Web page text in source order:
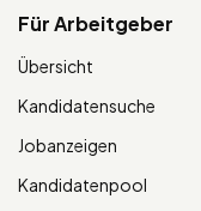
Für Arbeitgeber
Übersicht
Kandidatensuche
Jobanzeigen
Kandidatenpool